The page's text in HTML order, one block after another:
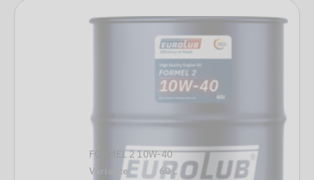
FORMEL 2 10W-40
Variante
60 L